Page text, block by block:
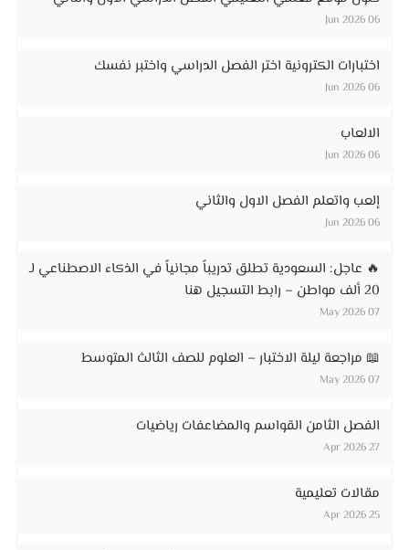
06 Jun 2026
اختبارات الكترونية اختر الفصل الدراسي واختبر نفسك
06 Jun 2026
الالعاب
06 Jun 2026
إلعب واتعلم الفصل الاول والثاني
06 Jun 2026
🔥 عاجل: السعودية تطلق تدريباً مجانياً في الذكاء الاصطناعي لـ
20 ألف مواطن – رابط التسجيل هنا
07 May 2026
📖 مراجعة ليلة الاختبار – العلوم للصف الثالث المتوسط
07 May 2026
الفصل الثامن القواسم والمضاعفات رياضيات
27 Apr 2026
مقالات تعليمية
25 Apr 2026